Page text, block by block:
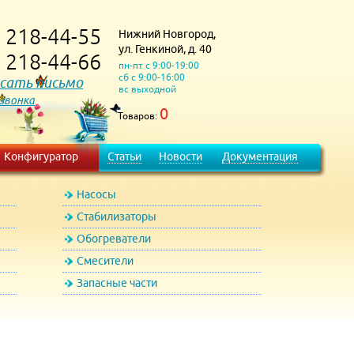
218-44-55
218-44-66
письмо
Нижний Новгород,
ул. Генкиной, д. 40
пн-пт с 9:00-19:00
сб с 9:00-16:00
вс выходной
Товаров: 0
Конфигуратор Статьи Новости Документация
Насосы
Стабилизаторы
Обогреватели
Смесители
Запасные части